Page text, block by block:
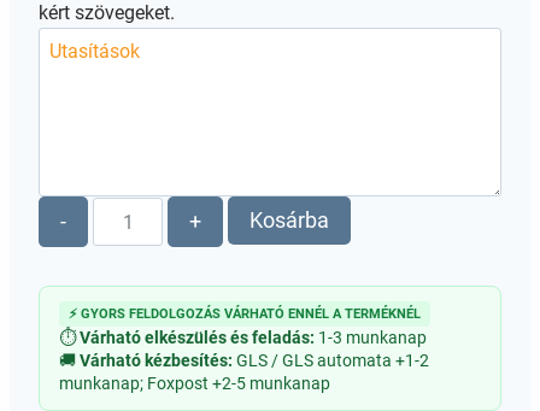
kért szövegeket.
-
Húsvéti
pénzátadó
+ Kosárba
⚡ GYORS FELDOLGOZÁS VÁRHATÓ ENNÉL A TERMÉKNÉL
⏱Várható elkészülés és feladás: 1-3 munkanap
🚚Várható kézbesítés: GLS / GLS automata +1-2
munkanap; Foxpost +2-5 munkanap